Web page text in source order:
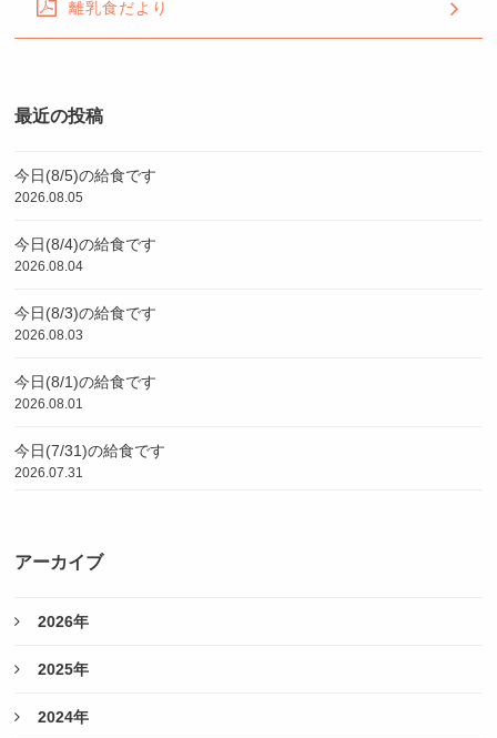
離乳食だより
最近の投稿
今日(8/5)の給食です
2026.08.05
今日(8/4)の給食です
2026.08.04
今日(8/3)の給食です
2026.08.03
今日(8/1)の給食です
2026.08.01
今日(7/31)の給食です
2026.07.31
アーカイブ
2026年
2025年
2024年